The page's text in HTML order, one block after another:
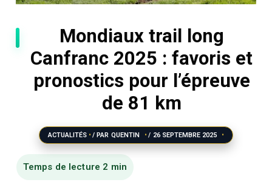
Mondiaux trail long
Canfranc 2025 : favoris et
pronostics pour l’épreuve
de 81 km
ACTUALITÉS / PAR QUENTIN / 26 SEPTEMBRE 2025